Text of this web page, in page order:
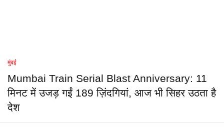
मुंबई
Mumbai Train Serial Blast Anniversary: 11
मिनट में उजड़ गईं 189 ज़िंदगियां, आज भी सिहर उठता है
देश